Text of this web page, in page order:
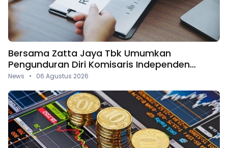
Bersama Zatta Jaya Tbk Umumkan
Pengunduran Diri Komisaris Independen
Perseroan
News • 06 Agustus 2026